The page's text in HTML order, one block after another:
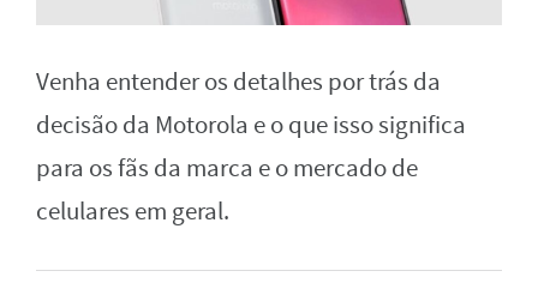
Venha entender os detalhes por trás da
decisão da Motorola e o que isso significa
para os fãs da marca e o mercado de
celulares em geral.